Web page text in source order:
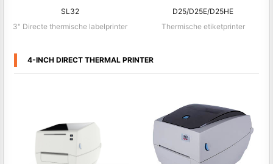
SL32
3" Directe thermische labelprinter
D25/D25E/D25HE
Thermische etiketprinter
4-INCH DIRECT THERMAL PRINTER